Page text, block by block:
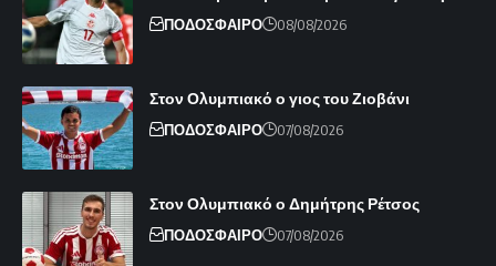
ΠΟΔΟΣΦΑΙΡΟ 08/08/2026
Στον Ολυμπιακό ο γιος του Ζιοβάνι
ΠΟΔΟΣΦΑΙΡΟ 07/08/2026
Στον Ολυμπιακό ο Δημήτρης Ρέτσος
ΠΟΔΟΣΦΑΙΡΟ 07/08/2026